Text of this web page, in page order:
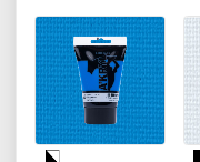
34
Avorio pastello